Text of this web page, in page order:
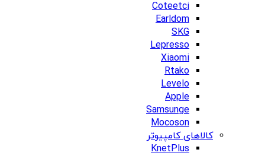
Coteetci
Earldom
SKG
Lepresso
Xiaomi
Rtako
Levelo
Apple
Samsunge
Mocoson
کالاهای کامپیوتر
KnetPlus